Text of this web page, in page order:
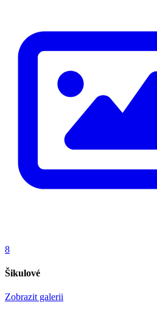
8
Šikulové
Zobrazit galerii